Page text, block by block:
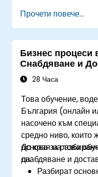
работни
версии.
Извършват
планиране на
планиране на
Изпълняват и
качеството и
процес.
Анализират
генерират
използвайки
Прочети повече...
Бизнес процеси
Снабдяване и
28 Часа
Това обучение,
България (онлайн
насочено към
средно ниво, които
основа за
снабдяване и
До края на това
да:
Разбират